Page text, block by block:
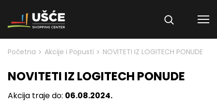
Skip to content
Početna > Akcije i Popusti > NOVITETI IZ LOGITECH PONUDE
NOVITETI IZ LOGITECH PONUDE
Akcija traje do: 06.08.2024.